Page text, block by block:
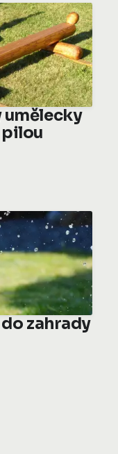
umělecky
zahrady